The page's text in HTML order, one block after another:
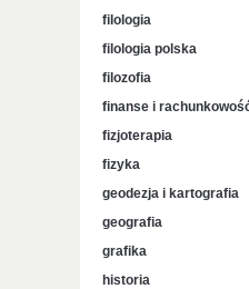
filologia
filologia polska
filozofia
finanse i
fizjoterapia
fizyka
geodezja i kartografia
geografia
grafika
historia